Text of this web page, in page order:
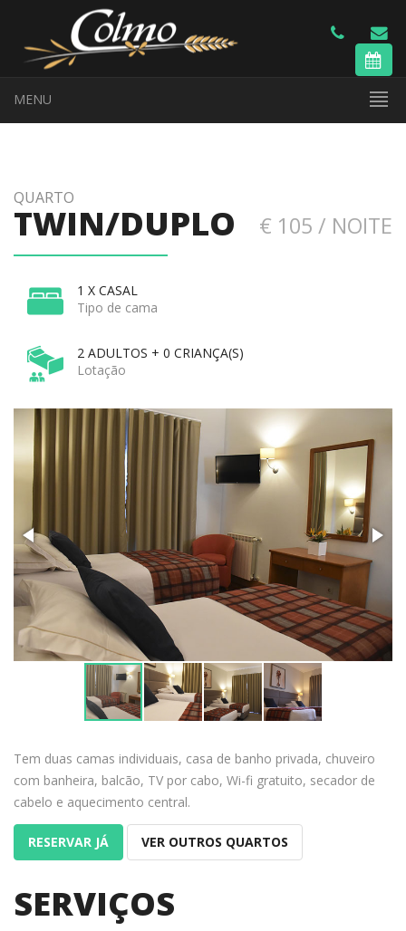
MENU
QUARTO
TWIN/DUPLO € 105 / NOITE
1 X CASAL
Tipo de cama
2 ADULTOS + 0 CRIANÇA(S)
Lotação
Tem duas camas individuais, casa de banho privada, chuveiro
com banheira, balcão, TV por cabo, Wi-fi gratuito, secador de
cabelo e aquecimento central.
RESERVAR JÁ VER OUTROS QUARTOS
SERVIÇOS